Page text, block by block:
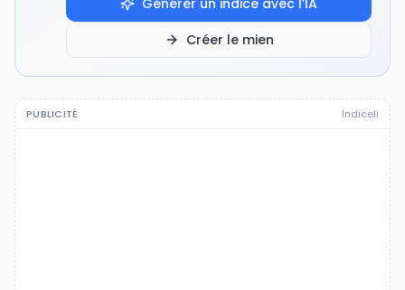
Générer un indice avec l’IA
Créer le mien
PUBLICITÉ Indiceli